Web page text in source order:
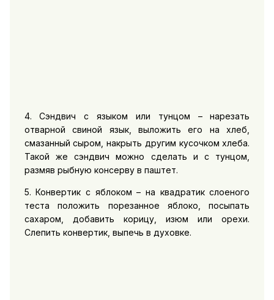
4. Сэндвич с языком или тунцом – нарезать
отварной свиной язык, выложить его на хлеб,
смазанный сыром, накрыть другим кусочком хлеба.
Такой же сэндвич можно сделать и с тунцом,
размяв рыбную консерву в паштет.
5. Конвертик с яблоком – на квадратик слоеного
теста положить порезанное яблоко, посыпать
сахаром, добавить корицу, изюм или орехи.
Слепить конвертик, выпечь в духовке.